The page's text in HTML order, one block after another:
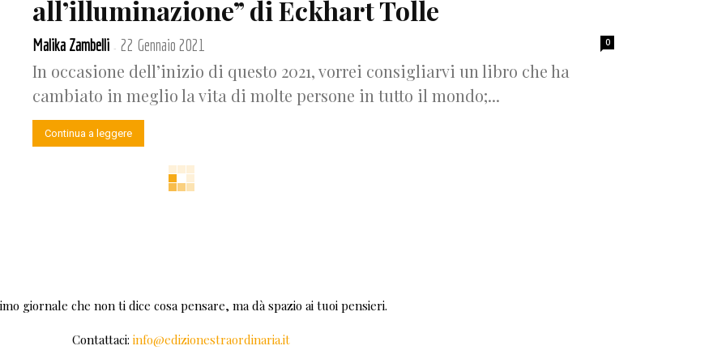
all’illuminazione” di Eckhart Tolle
Malika Zambelli - 22 Gennaio 2021 0
In occasione dell’inizio di questo 2021, vorrei consigliarvi un libro che ha
cambiato in meglio la vita di molte persone in tutto il mondo;...
Continua a leggere
giornale che non ti dice cosa pensare, ma dà spazio ai tuoi pensieri.
Contattaci:info@edizionestraordinaria.it